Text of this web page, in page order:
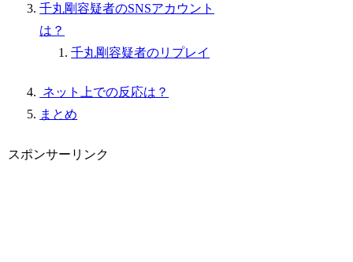
千丸剛容疑者のSNSアカウント
は？
千丸剛容疑者のリプレイ
ネット上での反応は？
まとめ
スポンサーリンク